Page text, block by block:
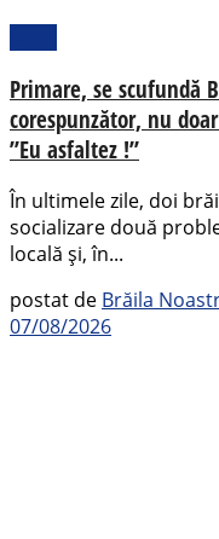
Primare, se scufundă
corespunzător, nu
”Eu asfaltez !”
În ultimele zile, doi
socializare două
locală și, în...
postat de Brăila
07/08/2026